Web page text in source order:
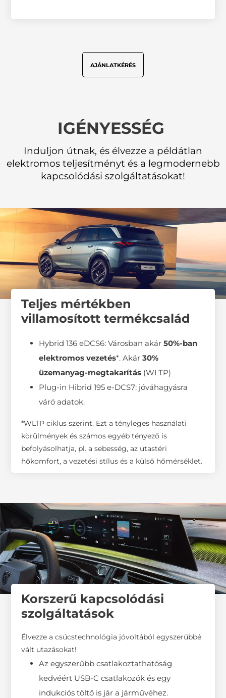
AJÁNLATKÉRÉS
IGÉNYESSÉG
Induljon útnak, és élvezze a példátlan
elektromos teljesítményt és a legmodernebb
kapcsolódási szolgáltatásokat!
Teljes mértékben
villamosított termékcsalád
Hybrid 136 eDCS6: Városban akár50%-ban
elektromos vezetés*. Akár30%
üzemanyag-megtakarítás (WLTP)
Plug-in Hibrid 195 e-DCS7: jóváhagyásra
váró adatok.
*WLTP ciklus szerint. Ezt a tényleges használati
körülmények és számos egyéb tényező is
befolyásolhatja, pl. a sebesség, az utastéri
hőkomfort, a vezetési stílus és a külső hőmérséklet.
Korszerű kapcsolódási
szolgáltatások
Élvezze a csúcstechnológia jóvoltából egyszerűbbé
vált utazásokat!
Az egyszerűbb csatlakoztathatóság
kedvéért USB-C csatlakozók és egy
indukciós töltő is jár a járművéhez.